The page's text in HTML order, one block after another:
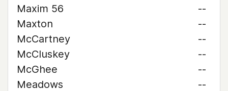
Maxim 56
--
Maxton
--
McCartney
--
McCluskey
--
McGhee
--
Meadows
--